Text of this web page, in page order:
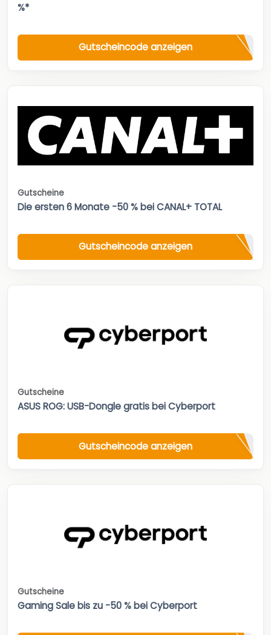
%*
Gutscheincode anzeigen
Gutscheine
Die ersten 6 Monate -50 % bei CANAL+ TOTAL
Gutscheincode anzeigen
Gutscheine
ASUS ROG: USB-Dongle gratis bei Cyberport
Gutscheincode anzeigen
Gutscheine
Gaming Sale bis zu -50 % bei Cyberport